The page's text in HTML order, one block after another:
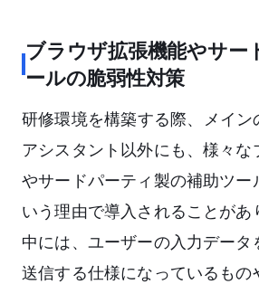
ブラウザ拡張機能やサー
ールの脆弱性対策
研修環境を構築する際、メイ
アシスタント以外にも、様々な
やサードパーティ製の補助ツー
いう理由で導入されることがあ
中には、ユーザーの入力データ
送信する仕様になっているもの